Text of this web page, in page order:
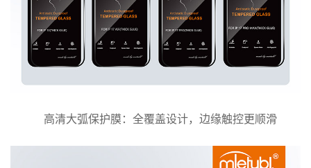
高清大弧保护膜：全覆盖设计，边缘触控更顺滑